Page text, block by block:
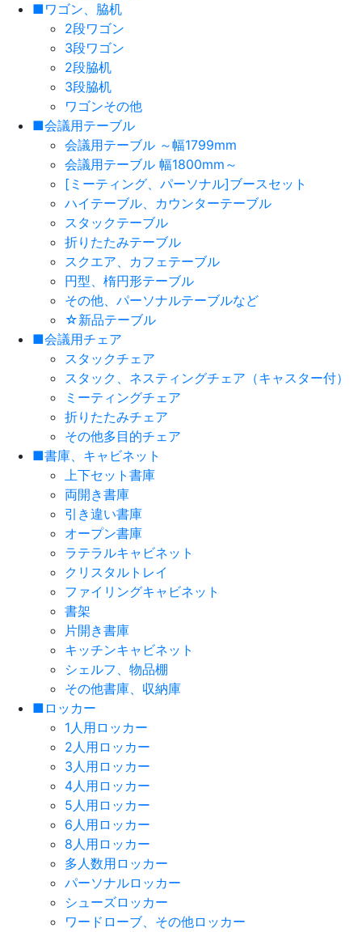
■ワゴン、脇机
2段ワゴン
3段ワゴン
2段脇机
3段脇机
ワゴンその他
■会議用テーブル
会議用テーブル ～幅1799mm
会議用テーブル 幅1800mm～
[ミーティング、パーソナル]ブースセット
ハイテーブル、カウンターテーブル
スタックテーブル
折りたたみテーブル
スクエア、カフェテーブル
円型、楕円形テーブル
その他、パーソナルテーブルなど
☆新品テーブル
■会議用チェア
スタックチェア
スタック、ネスティングチェア（キャスター付）
ミーティングチェア
折りたたみチェア
その他多目的チェア
■書庫、キャビネット
上下セット書庫
両開き書庫
引き違い書庫
オープン書庫
ラテラルキャビネット
クリスタルトレイ
ファイリングキャビネット
書架
片開き書庫
キッチンキャビネット
シェルフ、物品棚
その他書庫、収納庫
■ロッカー
1人用ロッカー
2人用ロッカー
3人用ロッカー
4人用ロッカー
5人用ロッカー
6人用ロッカー
8人用ロッカー
多人数用ロッカー
パーソナルロッカー
シューズロッカー
ワードローブ、その他ロッカー